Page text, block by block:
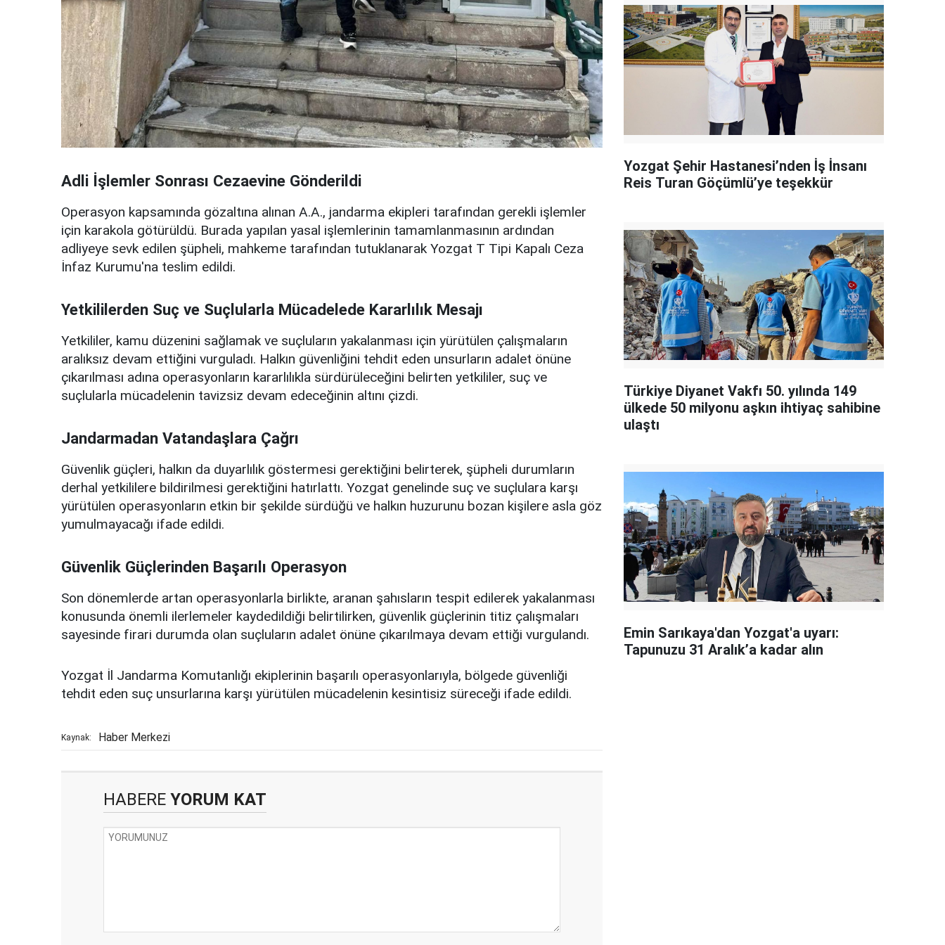
Adli İşlemler Sonrası Cezaevine Gönderildi
Operasyon kapsamında gözaltına alınan A.A., jandarma ekipleri tarafından gerekli işlemler
için karakola götürüldü. Burada yapılan yasal işlemlerinin tamamlanmasının ardından
adliyeye sevk edilen şüpheli, mahkeme tarafından tutuklanarak Yozgat T Tipi Kapalı Ceza
İnfaz Kurumu'na teslim edildi.
Yetkililerden Suç ve Suçlularla Mücadelede Kararlılık Mesajı
Yetkililer, kamu düzenini sağlamak ve suçluların yakalanması için yürütülen çalışmaların
aralıksız devam ettiğini vurguladı. Halkın güvenliğini tehdit eden unsurların adalet önüne
çıkarılması adına operasyonların kararlılıkla sürdürüleceğini belirten yetkililer, suç ve
suçlularla mücadelenin tavizsiz devam edeceğinin altını çizdi.
Jandarmadan Vatandaşlara Çağrı
Güvenlik güçleri, halkın da duyarlılık göstermesi gerektiğini belirterek, şüpheli durumların
derhal yetkililere bildirilmesi gerektiğini hatırlattı. Yozgat genelinde suç ve suçlulara karşı
yürütülen operasyonların etkin bir şekilde sürdüğü ve halkın huzurunu bozan kişilere asla göz
yumulmayacağı ifade edildi.
Güvenlik Güçlerinden Başarılı Operasyon
Son dönemlerde artan operasyonlarla birlikte, aranan şahısların tespit edilerek yakalanması
konusunda önemli ilerlemeler kaydedildiği belirtilirken, güvenlik güçlerinin titiz çalışmaları
sayesinde firari durumda olan suçluların adalet önüne çıkarılmaya devam ettiği vurgulandı.
Yozgat İl Jandarma Komutanlığı ekiplerinin başarılı operasyonlarıyla, bölgede güvenliği
tehdit eden suç unsurlarına karşı yürütülen mücadelenin kesintisiz süreceği ifade edildi.
Kaynak: Haber Merkezi
HABERE YORUM KAT
Yozgat Şehir Hastanesi’nden İş İnsanı
Reis Turan Göçümlü’ye teşekkür
Türkiye Diyanet Vakfı 50. yılında 149
ülkede 50 milyonu aşkın ihtiyaç sahibine
ulaştı
Emin Sarıkaya'dan Yozgat'a uyarı:
Tapunuzu 31 Aralık’a kadar alın